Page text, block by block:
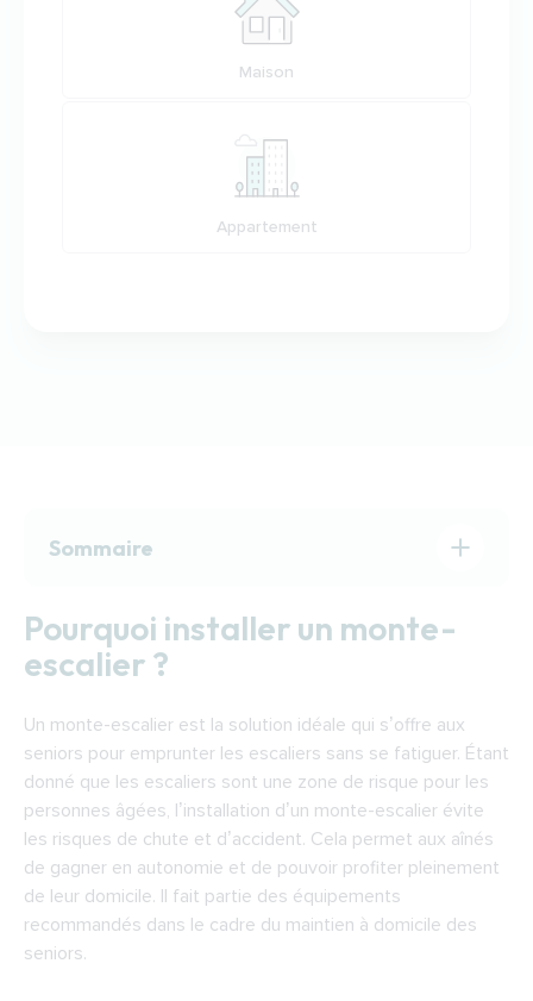
Maison
Appartement
Sommaire
Comment choisir un monte-escalier ?
Comment fonctionne un monte-escalier ?
Chaumont
Pourquoi installer un monte-
escalier ?
Un monte-escalier est la solution idéale qui s’offre aux
seniors pour emprunter les escaliers sans se fatiguer. Étant
donné que les escaliers sont une zone de risque pour les
personnes âgées, l’installation d’un monte-escalier évite
les risques de chute et d’accident. Cela permet aux aînés
de gagner en autonomie et de pouvoir profiter pleinement
de leur domicile. Il fait partie des équipements
recommandés dans le cadre du maintien à domicile des
seniors.